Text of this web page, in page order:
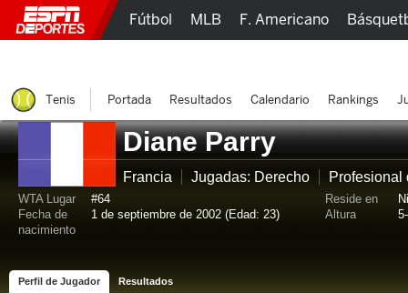
Diane Parry
Francia Jugadas: Derecho Profesional
WTA Lugar
#64
Fecha de
nacimiento
1 de septiembre de 2002 (Edad: 23)
Reside en
Altura
Perfil de Jugador Resultados
Fútbol MLB F. Americano
Tenis Portada Resultados Calendario Rankings